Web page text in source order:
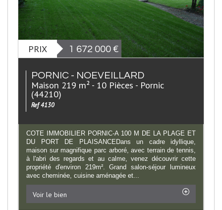
PRIX 1 672 000 €
PORNIC - NOEVEILLARD
Maison 219 m² - 10 Pièces - Pornic
(44210)
Ref 4130
COTE IMMOBILIER PORNIC-A 100 M DE LA PLAGE ET
DU PORT DE PLAISANCEDans un cadre idyllique,
maison sur magnifique parc arboré, avec terrain de tennis,
à l'abri des regards et au calme, venez découvrir cette
propriété d'environ 219m². Grand salon-séjour lumineux
avec cheminée, cuisine aménagée et...
Voir le bien